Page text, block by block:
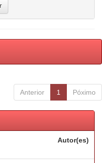
Anterior 1 Póximo
Autor(es)